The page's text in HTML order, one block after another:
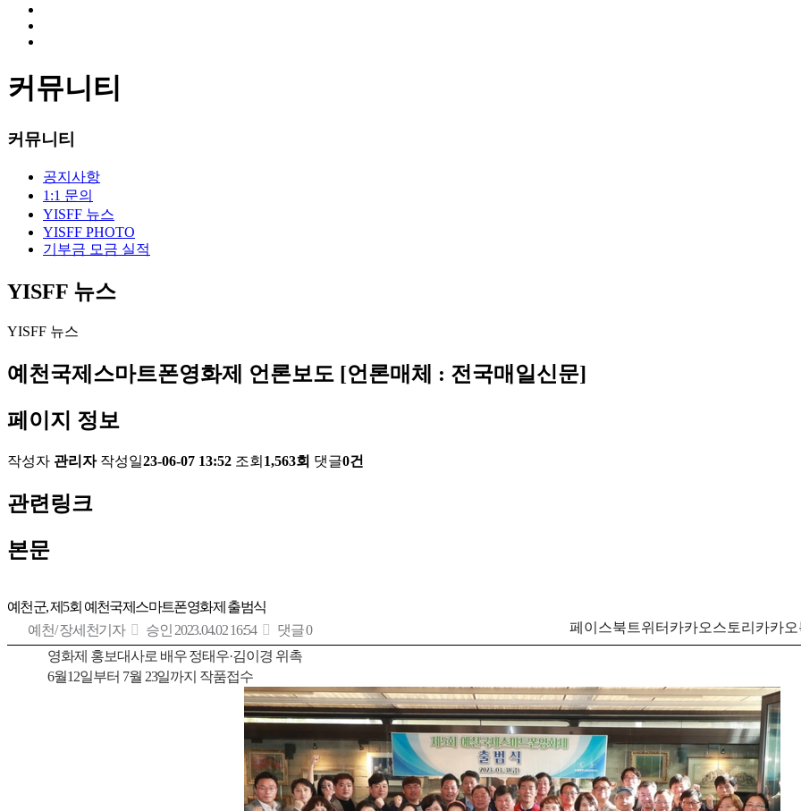
커뮤니티
커뮤니티
공지사항
1:1 문의
YISFF 뉴스
YISFF PHOTO
기부금 모금 실적
YISFF 뉴스
YISFF 뉴스
예천국제스마트폰영화제 언론보도 [언론매체 : 전국매일신문]
페이지 정보
작성자 관리자 작성일23-06-07 13:52 조회 1,563회 댓글0건
관련링크
본문
예천군, 제5회 예천국제스마트폰영화제 출범식
예천/ 장세천기자
승인 2023.04.02 16:54 댓글 0 페이스북 트위터 카카오스토리 카카오
영화제 홍보대사로 배우 정태우·김이경 위촉
6월12일부터 7월 23일까지 작품접수